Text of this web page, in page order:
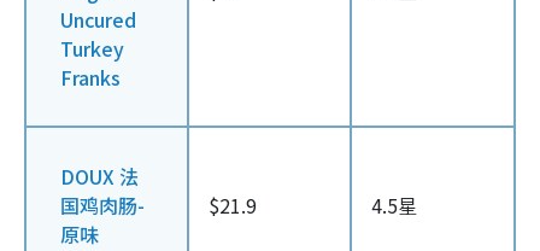
Uncured
Turkey
Franks
DOUX 法
国鸡肉肠-
原味
$21.9 4.5星